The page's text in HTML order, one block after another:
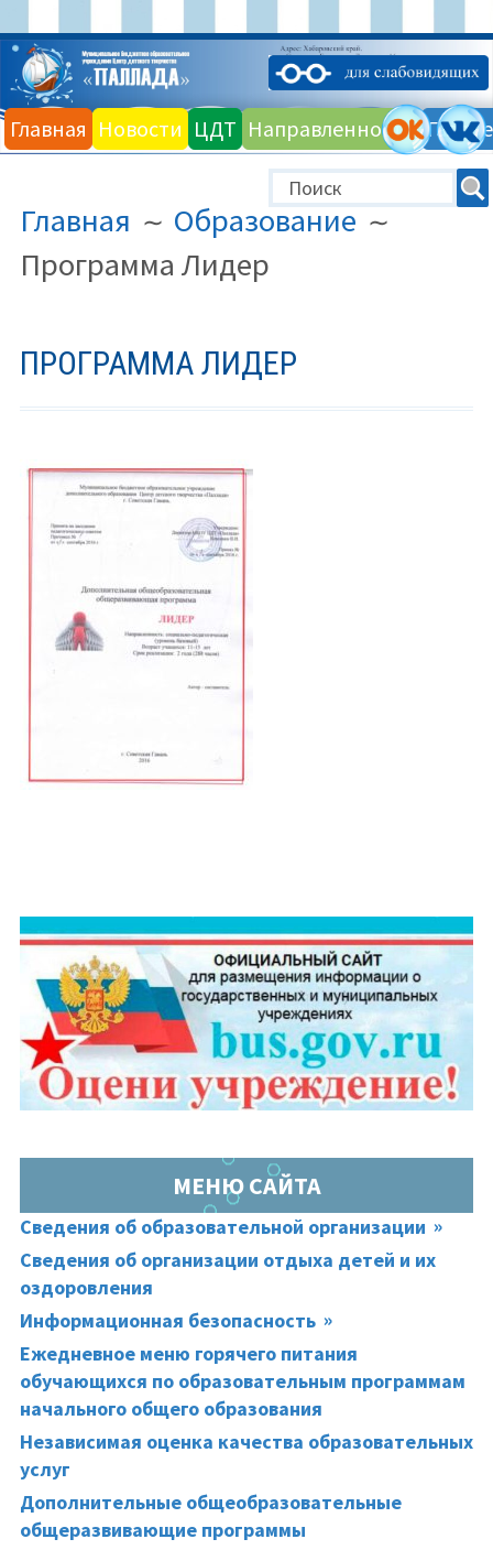
Перейти
к
содержимому
Главная Новости ЦДТ Направленности
НА
САЙТЕ
Главная
Образование
Программа Лидер
ПРОГРАММА ЛИДЕР
ОСНОВНАЯ
ПАНЕЛЬ
МЕНЮ САЙТА
Сведения об образовательной организации
Сведения об организации отдыха детей и их
оздоровления
Информационная безопасность
Ежедневное меню горячего питания
обучающихся по образовательным программам
начального общего образования
Независимая оценка качества образовательных
услуг
Дополнительные общеобразовательные
общеразвивающие программы